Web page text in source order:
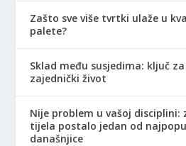
Zašto sve više tvrtki ulaže u
palete?
Sklad među susjedima: ključ
zajednički život
Nije problem u vašoj disciplini:
tijela postalo jedan od
današnjice